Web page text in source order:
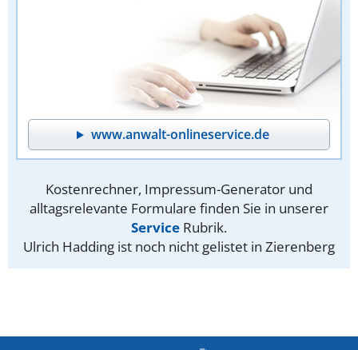
www.anwalt-onlineservice.de
Kostenrechner, Impressum-Generator und
alltagsrelevante Formulare finden Sie in unserer
Service Rubrik.
Ulrich Hadding ist noch nicht gelistet in Zierenberg